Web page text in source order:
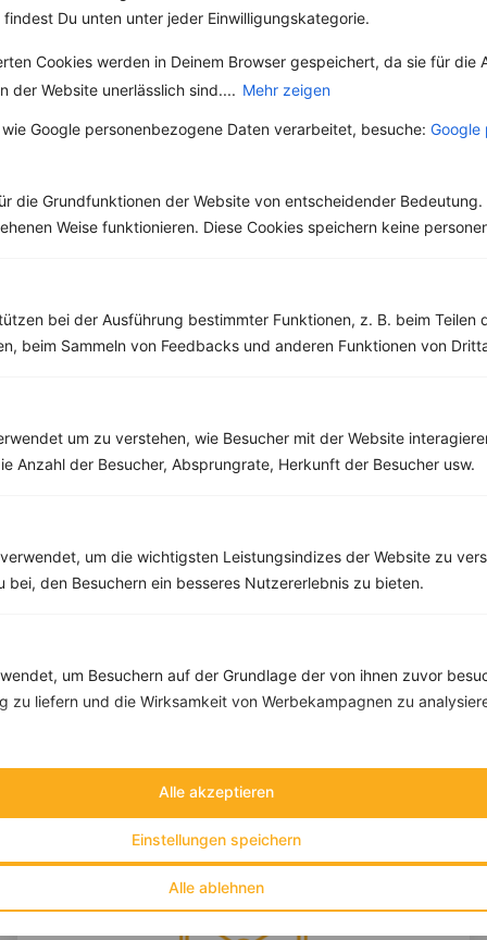
Du unten unter jeder Einwilligungskategorie.
Cookies werden in Deinem Browser gespeichert, da sie für die
der Website unerlässlich sind.... Mehr zeigen
Google personenbezogene Daten verarbeitet, besuche: Google
die Grundfunktionen der Website von entscheidender Bedeutung.
Weise funktionieren. Diese Cookies speichern keine
bei der Ausführung bestimmter Funktionen, z. B. beim Teilen
beim Sammeln von Feedbacks und anderen Funktionen von
um zu verstehen, wie Besucher mit der Website
Anzahl der Besucher, Absprungrate, Herkunft der Besucher usw.
um die wichtigsten Leistungsindizes der Website zu
bei, den Besuchern ein besseres Nutzererlebnis zu bieten.
um Besuchern auf der Grundlage der von ihnen zuvor
zu liefern und die Wirksamkeit von Werbekampagnen zu
Alle ablehnen
Einstellungen speichern
Alle akzeptieren
›
Eintopf mit Soja-Hackfleisch, Tomaten und Mais
Kalorien:467 kcal
Rezepte
‹ Kalorien:426 kcal
Fett:12 g